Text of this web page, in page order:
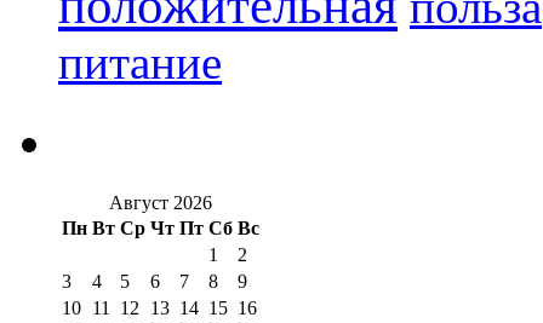
питание
Август 2026
Пн Вт Ср Чт Пт Сб Вс
1
2
3
4 5 6 7 8
9
10 11 12 13 14 15 16